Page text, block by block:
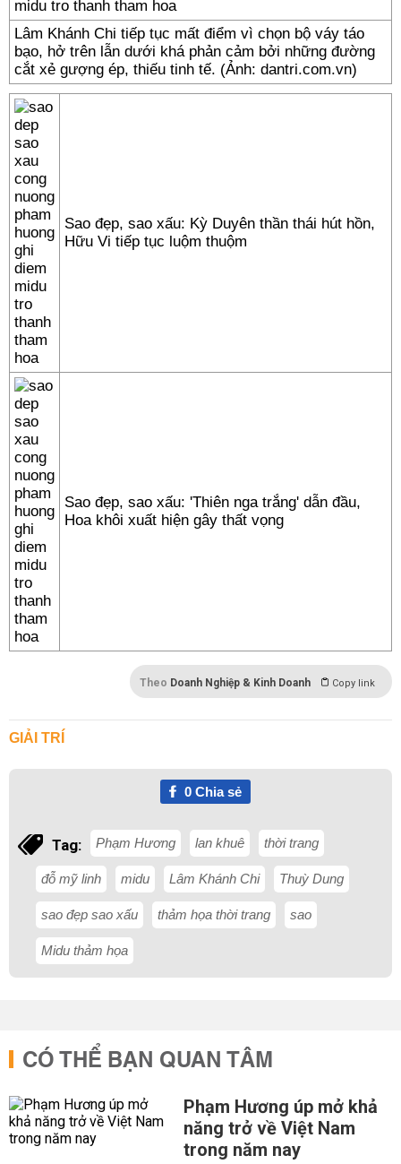
Lâm Khánh Chi tiếp tục mất điểm vì chọn bộ váy táo
bạo, hở trên lẫn dưới khá phản cảm bởi những đường
cắt xẻ gượng ép, thiếu tinh tế. (Ảnh: dantri.com.vn)
Sao đẹp, sao xấu: Kỳ Duyên thần thái hút hồn,
Hữu Vi tiếp tục luộm thuộm
Sao đẹp, sao xấu: 'Thiên nga trắng' dẫn đầu,
Hoa khôi xuất hiện gây thất vọng
Theo Doanh Nghiệp & Kinh Doanh Copy link
GIẢI TRÍ
0Chia sẻ
Tag: Phạm Hương lan khuê thời trang
đỗ mỹ linh midu Lâm Khánh Chi Thuỳ Dung
sao đẹp sao xấu thảm họa thời trang sao
Midu thảm họa
CÓ THỂ BẠN QUAN TÂM
Phạm Hương úp mở khả
năng trở về Việt Nam
trong năm nay